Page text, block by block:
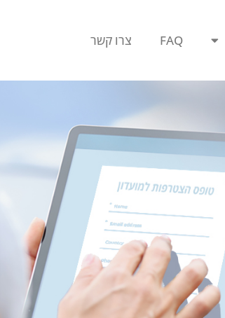
FAQ צרו קשר